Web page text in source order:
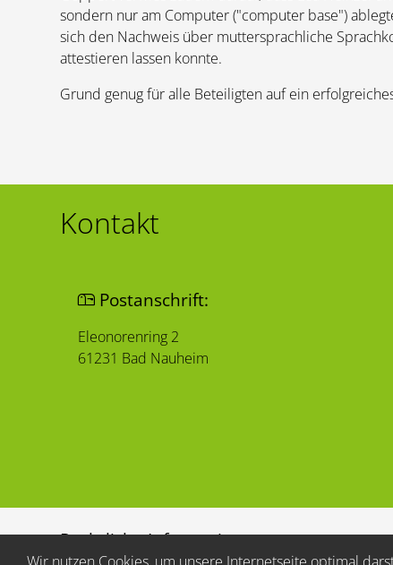
sondern nur am Computer ("computer base")
sich den Nachweis über muttersprachliche
attestieren lassen konnte.
Grund genug für alle Beteiligten auf ein
Kontakt
Postanschrift:
Eleonorenring 2
61231 Bad Nauheim
Rechtliche Informationen